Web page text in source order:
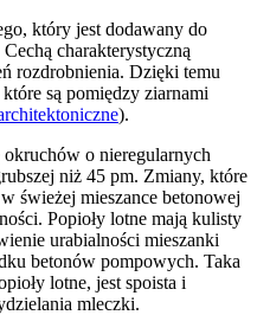
który jest dodawany do
charakterystyczną
rozdrobnienia. Dzięki temu
są pomiędzy ziarnami
).
o nieregularnych
niż 45 pm. Zmiany, które
świeżej mieszance betonowej
Popioły lotne mają kulisty
urabialności mieszanki
betonów pompowych. Taka
lotne, jest spoista i
mleczki.